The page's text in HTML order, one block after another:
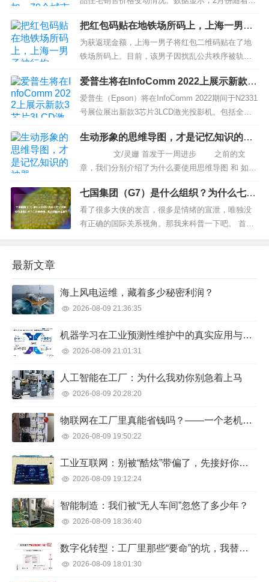
多了主动触达...
策效果逐步显现及住房需求进一步释放，国内各线
城市商品住宅销售价格环比总体上涨，一线城市商
品住宅销售价格同比上涨、二三线城市同比降幅收
窄。 国家统计局城市司首席统计师绳国庆表示，...
把红包码贴在地铁场所码上，上海一男子
被行拘
为获返现金额，上海一男子将红包二维码贴在了地
铁场所码上。目前，该男子因扰乱公共秩序被轨交
公安依法行政拘留。9月25日，黄某将自己的红包二
维码贴在了地铁场所码上。上海轨交公安 图9月25
日，上海地铁9号线台儿庄路站民警接车站站长反
映，该站1号口进口处及通道内有2张“场所码”被其他
二维码覆盖。通过调阅公...
爱普生将在InfoComm 2022上展示新款3
芯片3LCD激光投影机
爱普生（Epson）将在InfoComm 2022期间于N2331
号展位展出新款3芯片3LCD激光投影机。包括全球
最小最轻的20,000流明和10,000流明激光投影机。
这也是爱普生首次在美国展示其新款超紧凑型13,00
0、16,000和20,000流明投影机，包括EB-PU22...
生动形象的思维导图，才是记忆知识的神
文/灵姗 首发于一周进步 之前的文
章，我们分别介绍了为什么要使用思维导图 和 如何
利用思维导图让自己逻辑清晰。 如何利用思维
导图让大脑条理清晰 推开思维导图的大门，里
面还有更多精彩的玩法，这篇文章，我们来说说如
何调动感官，让思...
七国集团（G7）是什么组织？为什么七个
国家中有德意日三个二战轴心国，现在仍
翻云覆雨？
看了很多大侠的发言，很多是情绪的宣泄，唯独没
有正确的国际关系视角。那我来科普一下吧。 首
最新文章
海上风电运维，藏着多少秘密利润？
2026-08-09 21:36:35
机器学习在工业预测性维护中的真实应用与反思
2026-08-09 21:01:31
人工智能在工厂：为什么我劝你别急着上马
2026-08-09 20:28:20
物联网在工厂里真能省钱吗？——一个老机械师的吐槽与真相
2026-08-09 19:50:22
工业互联网：别被“酷炫”带偏了，先接好你的设备再说
2026-08-09 19:12:24
智能制造：我们被“无人车间”忽悠了多少年？
2026-08-09 18:36:40
数字化转型：工厂里那些“要命”的坑，我替你踩过了
2026-08-09 18:01:30